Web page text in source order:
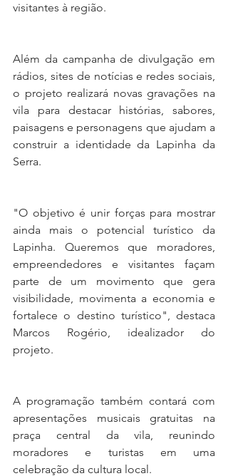
visitantes à região.
Além da campanha de divulgação em
rádios, sites de notícias e redes sociais,
o projeto realizará novas gravações na
vila para destacar histórias, sabores,
paisagens e personagens que ajudam a
construir a identidade da Lapinha da
Serra.
"O objetivo é unir forças para mostrar
ainda mais o potencial turístico da
Lapinha. Queremos que moradores,
empreendedores e visitantes façam
parte de um movimento que gera
visibilidade, movimenta a economia e
fortalece o destino turístico", destaca
Marcos Rogério, idealizador do
projeto.
A programação também contará com
apresentações musicais gratuitas na
praça central da vila, reunindo
moradores e turistas em uma
celebração da cultura local.